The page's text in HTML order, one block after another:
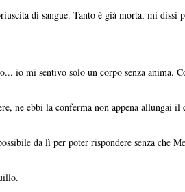
di sangue. Tanto è già morta, mi dissi
io mi sentivo solo un corpo senza anima.
ne ebbi la conferma non appena allungai
da lì per poter rispondere senza che